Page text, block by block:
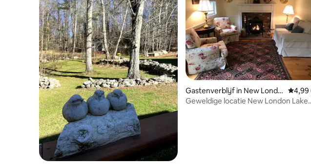
Gastenverblijf in New Londo
n
4,99
Geweldige locatie New London Lake